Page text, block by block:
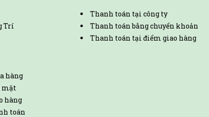
Trí
hàng
mật
hàng
toán
Thanh toán tại công ty
Thanh toán bằng chuyển khoản
Thanh toán tại điểm giao hàng